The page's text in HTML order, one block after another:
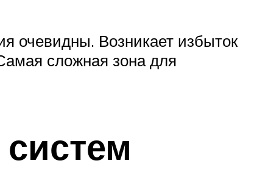
очевидны. Возникает избыток
сложная зона для